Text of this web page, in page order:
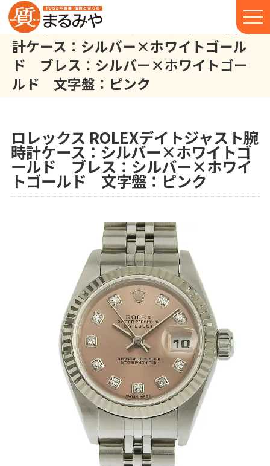
ロレックス ROLEXデイトジャスト腕時
計ケース：シルバー×ホワイトゴール
ド ブレス：シルバー×ホワイトゴー
ルド 文字盤：ピンク
ロレックス ROLEXデイトジャスト腕
時計ケース：シルバー×ホワイトゴ
ールド ブレス：シルバー×ホワイ
トゴールド 文字盤：ピンク